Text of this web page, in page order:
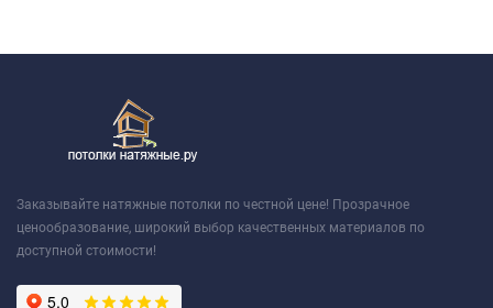
Заказывайте натяжные потолки по честной цене! Прозрачное
ценообразование, широкий выбор качественных материалов по
доступной стоимости!